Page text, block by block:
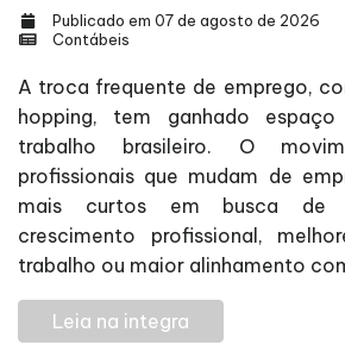
Publicado em 07 de agosto de 2026
Contábeis
A troca frequente de emprego,
hopping, tem ganhado
trabalho brasileiro. O
profissionais que mudam de
mais curtos em busca de
crescimento profissional,
trabalho ou maior alinhamento
Leia na integra